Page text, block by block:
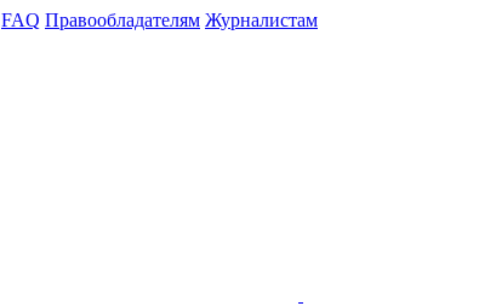
FAQ Правообладателям Журналистам